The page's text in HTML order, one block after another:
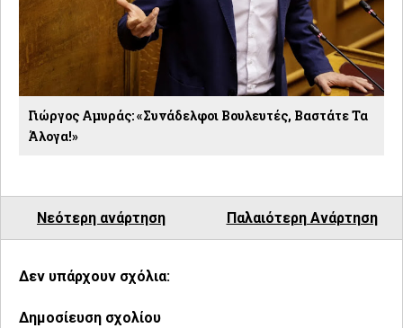
Γιώργος Αμυράς: «Συνάδελφοι Βουλευτές, Βαστάτε Τα
Άλογα!»
Νεότερη ανάρτηση Παλαιότερη Ανάρτηση
Δεν υπάρχουν σχόλια:
Δημοσίευση σχολίου